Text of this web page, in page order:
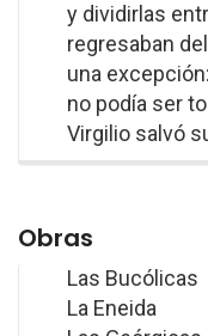
y dividirlas
regresaban
una
no podía ser
Virgilio salvó
Obras
Las Bucólicas
La Eneida